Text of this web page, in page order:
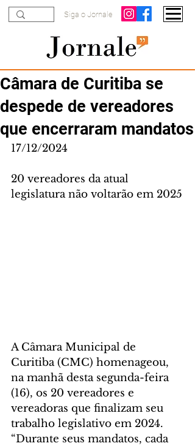
Siga o Jornale
Câmara de Curitiba se
despede de vereadores
que encerraram mandatos
17/12/2024
20 vereadores da atual
legislatura não voltarão em 2025
A Câmara Municipal de
Curitiba (CMC) homenageou,
na manhã desta segunda-feira
(16), os 20 vereadores e
vereadoras que finalizam seu
trabalho legislativo em 2024.
“Durante seus mandatos, cada